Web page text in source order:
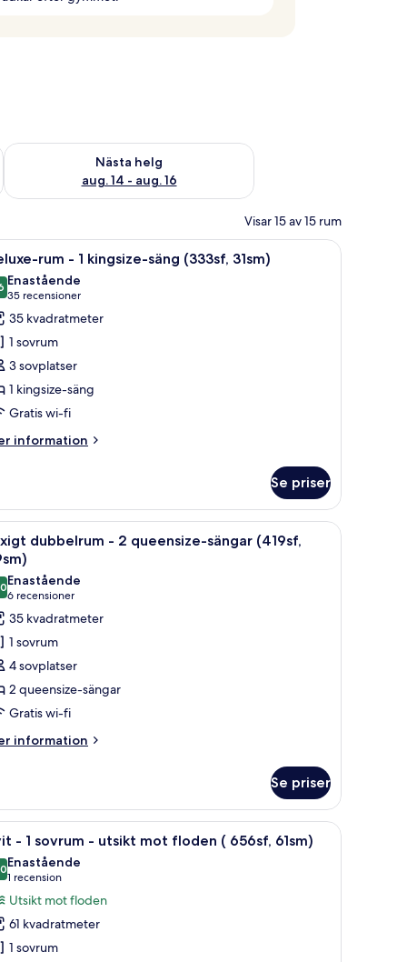
aug. 7 - aug. 9
Nästa helg
aug. 14 - aug. 16
Kontrollera tillgängligheten för nästa helg aug. 14 - aug. 16
Visar 15 av 15 rum
en lampa, en vas med blommor och en tavla på väggen.
Ett hotellrum med en stor säng, ett
7 rum - 1 kingsize-säng (333sf, 31sm)
av 10
Enastående
35 recensioner
(35 recensioner)
35 kvadratmeter
1 sovrum
3 sovplatser
1 kingsize-säng
Gratis wi-fi
information
Se priser
och minibar Ett hotellrum med en stor säng, en mindre
5
dubbelrum - 2 queensize-sängar (419sf,
av 10
Enastående
6 recensioner
(6 recensioner)
35 kvadratmeter
1 sovrum
4 sovplatser
2 queensize-sängar
Gratis wi-fi
information
Se priser
och minibar Ett hotellrum med en stor säng, en
6 - 1 sovrum - utsikt mot floden ( 656sf, 61sm)
av 10
Enastående
1 recension
(1 recension)
Utsikt mot floden
61 kvadratmeter
1 sovrum